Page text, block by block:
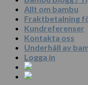
Allt om bambu
Fraktbetalning
Kundreferenser
Kontakta oss
Underhåll av
Logga in